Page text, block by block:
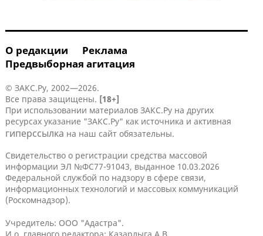
О редакции
Реклама
Предвыборная агитация
© ЗАКС.Ру, 2002—2026.
Все права защищены. [18+]
При использовании материалов ЗАКС.Ру на других
ресурсах указание "ЗАКС.Ру" как источника и активная
гиперссылка на наш сайт обязательны.
Свидетельство о регистрации средства массовой
информации ЭЛ №ФС77-91043, выданное 10.03.2026
Федеральной службой по надзору в сфере связи,
информационных технологий и массовых коммуникаций
(Роскомнадзор).
Учредитель: ООО "Адастра".